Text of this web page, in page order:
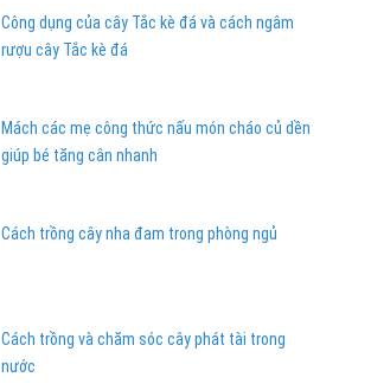
Công dụng của cây Tắc kè đá và cách ngâm
rượu cây Tắc kè đá
Mách các mẹ công thức nấu món cháo củ dền
giúp bé tăng cân nhanh
Cách trồng cây nha đam trong phòng ngủ
Cách trồng và chăm sóc cây phát tài trong
nước